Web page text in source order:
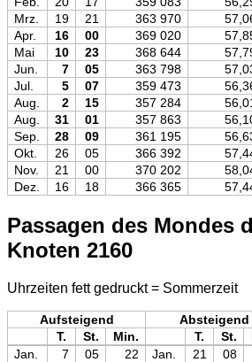
Mrz.
19 21 363 970
Apr.
16 00 369 020
Mai
10 23 368 644
Jun.
7 05 363 798
Jul.
5 07 359 473
Aug.
2 15 357 284
Aug.
31 01 357 863
Sep.
28 09 361 195
Okt.
26 05 366 392
Nov.
21 00 370 202
Dez.
16 18 366 365
Passagen des Mondes
Knoten 2160
Uhrzeiten fett gedruckt = Sommerzeit
Aufsteigend
Absteigend
T.
St. Min. T. St.
Jan.
7 05 22 Jan. 21 08